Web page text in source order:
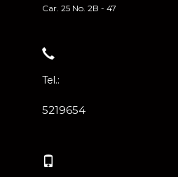
Car. 25 No. 2B - 47
Tel.:
5219654